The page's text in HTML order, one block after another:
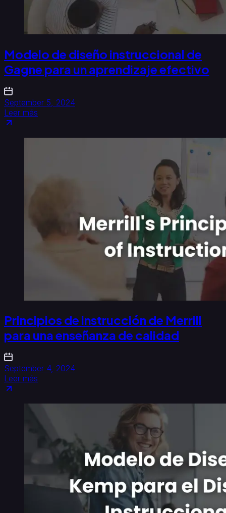
Modelo de diseño instruccional de
Gagne para un aprendizaje efectivo
September 5, 2024
Leer más
Principios de instrucción de Merrill
para una enseñanza de calidad
September 4, 2024
Leer más